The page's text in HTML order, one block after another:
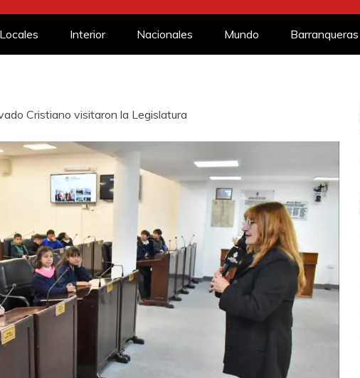
Locales Interior Nacionales Mundo Barranqueras
Cristiano visitaron la Legislatura